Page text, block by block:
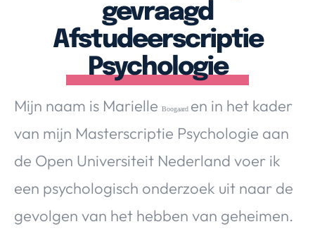
Contact
VALERIE'S CHOICE
Food & Drinks Health & Beauty Gadgets
Huis & Tuin
gevraagd
Afstudeerscriptie
Psychologie
Mijn naam is Marielle Boogaard en in het kader
van mijn Masterscriptie Psychologie aan
de Open Universiteit Nederland voer ik
een psychologisch onderzoek uit naar de
gevolgen van het hebben van geheimen.